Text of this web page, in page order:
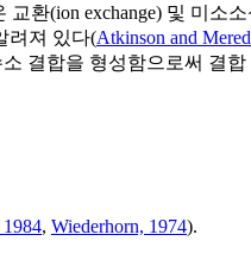
환(ion exchange) 및 미소
려져 있다(Atkinson and
결합을 형성함으로써 결
, Wiederhorn, 1974).